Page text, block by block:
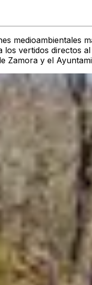
medioambientales
los vertidos directos
Zamora y el